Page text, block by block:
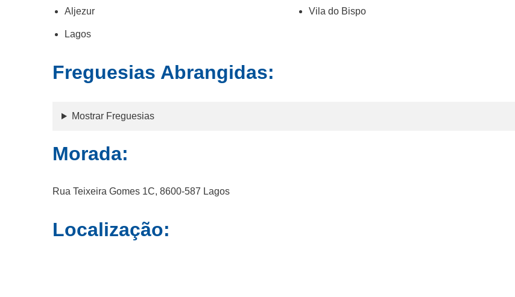
Aljezur
Lagos
Vila do Bispo
Freguesias Abrangidas:
Mostrar Freguesias
Morada:
Rua Teixeira Gomes 1C, 8600-587 Lagos
Localização: